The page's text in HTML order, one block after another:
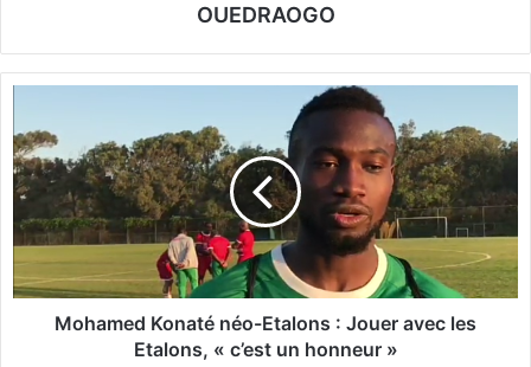
OUEDRAOGO
h
a
m
e
d
o
Mohamed Konaté néo-Etalons : Jouer avec les
Etalons, « c’est un honneur »